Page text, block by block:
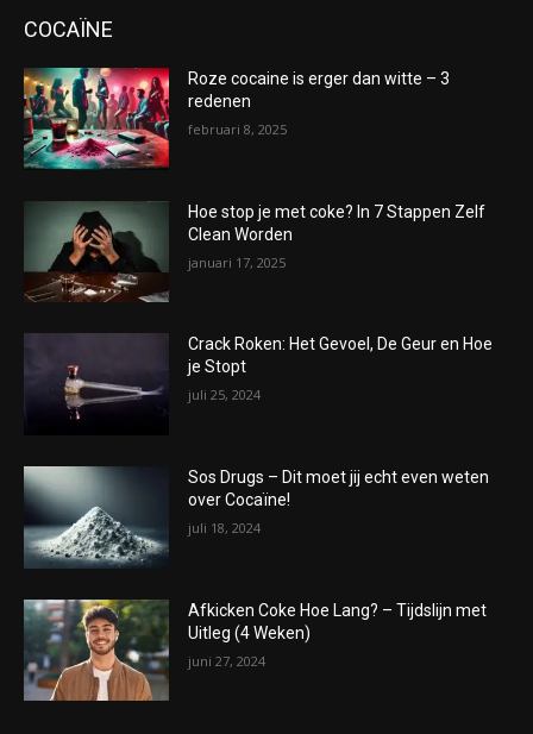
COCAÏNE
Roze cocaine is erger dan witte – 3
redenen
februari 8, 2025
Hoe stop je met coke? In 7 Stappen Zelf
Clean Worden
januari 17, 2025
Crack Roken: Het Gevoel, De Geur en Hoe
je Stopt
juli 25, 2024
Sos Drugs – Dit moet jij echt even weten
over Cocaïne!
juli 18, 2024
Afkicken Coke Hoe Lang? – Tijdslijn met
Uitleg (4 Weken)
juni 27, 2024